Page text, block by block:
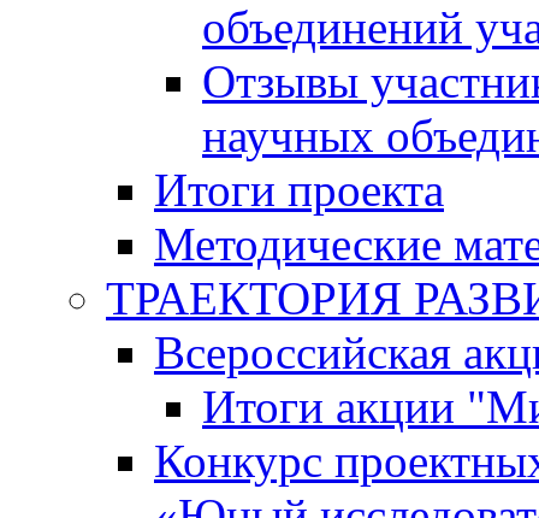
объединений
Отзывы
научных
Итоги проекта
Методические
ТРАЕКТОРИЯ
Всероссийская
Итоги акции
Конкурс